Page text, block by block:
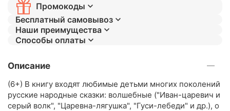
Промокоды
Бесплатный самовывоз
Наши преимущества
Способы оплаты
Описание
(6+) В книгу входят любимые детьми многих поколений
русские народные сказки: волшебные ("Иван-царевич и
серый волк", "Царевна-лягушка", "Гуси-лебеди" и др.), о